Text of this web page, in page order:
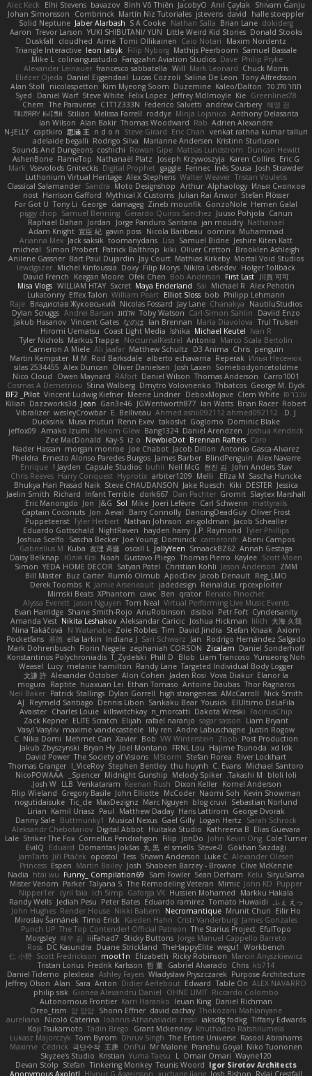
Shivam Ganju
Anıl Çaylak
JacobyO
Bình Võ Thiên
bavazov
Elhi Stevens
Alec Keck
halle stoeppler
david
jstevens
Martín Niz Tutoriales
Combrinck
Johan Simonsson
dokiderg
Brian Lane
Nathan Salla
S A Cooke
Jaber Alarbash
Solid Neptune
Donald Stooks
Little Weird Kid Stories
YUKI SHIBUTANI/ YUN
Trevor Larson
Aaron
Maxim Nordentz
Caio Notari
Tomi Ollikainen
Aimé
cloudhed
Duskfall
Samuel Bassale
Mathijs Peerboom
Filip Nyborg
leon labyk
Triangle Interactive
Philip Pryke
Dave
Fangzahn Aviation Studios
colinangusstudio
Mike L.
Chuck Morris
Mark Leonard
Will
francesco sabbatella
Alexander Leinauer
Tony Alfredsson
Salina De Leon
Lucas Cozzoli
Daniel Eijgendaal
Eliézer Ojeda
תמר פלג טל Kaleo/Dalton
Duzemine
Kim Myeong Soom
nicolaspetton
Alan Stoll
Greenlines78
Kie
Jeffrey McIlmoyle
Felix Lopez
Steve White
Daniel Warf
Syed
혜영 전
andrew Carbery
Federico Salvetti
C1T1Z333N
The Paraverse
Chem
Anthony Delasanta
Minja Lojanica
roddye
Melissa Farrell
Stilian
ꌃ꒒ꀎꋪꋪꌩ ꀘꈤꀤꁅꃅ꓄
Adrien Alexandre
Rab
Thomas Woodward
Alan Bakir
Ian Wilson
venkat rathna kumar talluri
Eric Chan
Steve Girard
n d o n
思涵 王
captkiro
N-JELLY
Kristinn Sturluson
Marianne Andersen
Rodrigo Silva
adelaide begalli
Duncan Hewitt
Mattias Lundstrom
Rowan Gipe
coshichi
Sounds And Dungeons
Eric G
Karen Collins
Joseph Krzywoszyja
Nathanaël Platz
FlameTop
AshenBone
Josh Strawder
Inês Sousa
Fennec
gaggle
Digital Prophet
Vsevolods Gniteckis
Mark
Tristan Voulelis
Walter Weaver
Alex Stephens
Luthonium Virtual Heritage
Илья Снопков
Alphaology
Arthur
Moto Designshop
Sandra
Classical Salamander
Stefan Plösser
Julian Rai Anwor
Mythical X Customs
Harrison Gafford
nost
Hemen Galal
GonzoNole
Zineb mounfik
damageg
George
Tony Li
For Got U
Canun
Juuso Pohjola
Gerardo Quiros Sanchez
Samuel Benning
piggy chop
Nathanaël
jan moudry
Jorge Panduro Santana
Jordan
Raphael Dahan
Muhammad
oominx
Nicola Baribeau
gavin poss
宣臣 紀
Adam Knight
Jeshire Kiten Katt
Samuel Bidne
Lisa
toomanydans
Jack saksik
Arianna Mex
Brooklen Ashleigh
Oliver Cretton
kiki
Patrick Balthrop
Simon Probert
micheal
Mortal Void Studios
Mathias Kirkeby
Jay Court
Bart Paul Dujardin
Anilene Gassner
Holger Tollbäck
Nikita Lebedev
Filip Morys
Doxy
Michel Kinfoussia
lewdgazer
川頁 可可
First Last
Bob Anderson
Ofek Chen
Keegan Moore
David French
Alex Pehotin
Michael R
Sai
Maya Enderland
Sxcret
WILLIAM HTAY
Misa Vlogs
Philipp Lehmann
bob
Elliot Sloss
William Peart
Effex Talon
Lukatonny
NautiluStudios
Chanakya
Jay Lane
Nicolas Fossard
Владислав Жуковський
Raje
Daviid Enzo
Carl-Simon Sahlin
Toby Watson אלמוג Andrei Barsan
Dylan Scruggs
Trul Trulsen
Maria Diavolova
Ian Brennan
なのは
Vincent Gates
Jakub Hasanov
Ivan R
Michael Keutel
Ishika
Coast Light Media
Hiromi Uematsu
Marco Scala Bertolin
Antonio
NocturnalKestrel
Markus Trappe
Tyler Nichols
penguin
Chris
D3 Anima
Matthew Schultz
Ali Jaafar
Cameron A Miele
Илья Несенюк
Reperak
alberto echavarria
Rod Barksdale
M M
Martin Kempster
Somebodyoncetoldme
Josh Laxen
Oliver Danielsen
Alex Duncan
silas 2534455
Carro1001
Thomas Anderson
Daniel Wilson
RAfort
Owen Maynard
Nico Cloud
George M. Dyck
Thbatcos
Dmytro Volovnenko
Stina Walberg
Cosmas A Demetriou
ענבר פז Clem White
DeboxMojave
Meene Lindner
Vincent Ludwig Kiefner
BF2 _Pilot
Robert
Brian Racer
Ian Watts
JGWentworth877
Gan3e46
Jean
Dazzworks3d
Kilian
D. J.
Ahmed.ashii092112 ahmed092112
E. Belliveau
wesleyCrowbar
Vibralizer
Dominic Blake
Goglomo
takoslvt
Renn Exev
Musa muturi
Ducksink
Joshua Kendrick
Daniel Arendzen
Bang1324
Nekom Glew
Amako Izumi
jeffox09
Caro
Brennan Rafters
NewbieDot
iz o
Kay-S
Zee MacDonald
Antonio Gasca-Alvarez
Jacob Dillon
Joe Chabot
morgan monroe
Nader Hassan
Alex Navarre
BlindPenguin
James Barber
Ernesto Alonso Paredes Burgos
Pheldra
John Anders Stav
현진 김
Neil McG
buhii
Capsule Studios
Jayden !
Enrique
Sascha Huncke
Elīza M.
Melli
arbiter1209
Hyprotix
Harry Conquest
Chris Reeves
Jessica
DESTER
Kiki
Jake Ruesch
Steve CHAUDANSON
Bhukya Hari Prasad Naik
Slaytex Marshall
Gromit
Dan Pachter
dork667
Infant Terrible
Richard
Jaelin Smith
mattyrails
Carl Schwerin
Joeri Lefévre
Mike
Sol
J&G
Jon
Eric Manongdo
Oliver Frost
DancingDeadGuy
Barry Connolly
Aeval
Jon
Captain Coconuts
Jacob Schealler
ari-goldman
Nathan Johnson
Tyler Herbert
Puppeteerist
Tyler Phillips
J.P. Raymond
hayden harry
NightRaven
Eduardo Gottschald
Abeni Campos
cameronfr
Dominick
Joe Young
Sascha Becker
Joshua Scelfo
Annah Gestaga
SmaackBZ62
JollyYeen
oscall L
友理 斉藤
Kuba
Gabrielius M
Scott Moen
Kaylee
Thomas Pierro
Gustavo Pliego
Noah
Юлія Кізі
Daisy Belknap
ZMM
Jason Anderson
Christian Kohli
Satyan Patel
YEDA HOME DECOR
Simon
Reg_LMO
Jacob Denault
ApocDev
Rumlo Olmub
Buz Carter
Bill Master
rpcexploiter
Reinaldus
jadedesign
Jamie Arseneault
K
Derek Toombs
Renato Pinochet
qrator
Ben
cawc
XPhantom
Mimski Beats
Virtual Performing Live Music Events
Tom Neal
Jason Nguyen
Alyssa Everett
Cyndersanity
Petr Fořt
disiboi
AnuRobinson
Shane Smith-Rojo
Evan Harridge
大海 久我
lilith
Joshua Hickman
Aleksandar Caricic
Nikita Leshakov
Amanda Vest
Axiom
Stefan Knaak
David Jindra
Tim
Zoie Robles
N Watanabe
Nina Takáčová
Rodrigo Hernández Salgado
Jan
Sari Schwarz
Indiana J
ella larkin
基德
Pocketfans
Daniel Sonderhoff
Zicalam
zephaniah CORSON
Florin Negele
Mark Dohrenbusch
Yunseong Noh
Liam Trancoso
Blob
Phill D
T_Zydelski
Konstantinos Polychroniadis
Targeted Individual Body Logger
Randy Lane
melanie hamilton
Lucy
Weasel
Elanor la
Vova Diakur
Jaden Rosi
Alon Cohen
Alexander October
文謙 許
Thor Ragnaros
Antoine Daubas
Ethan Tomaso
huaxuan Lei
Raptite
mogura
Nick Smith
AMcCarroll
high strangeness
Dylan Gorrell
Patrick Stallings
Neil Baker
ElUltimo DeLaFila
Yousick
Sankaku Bear
Dennis Libon
Reymeld Santiago
AJ
FacinusChip
Dakota Wreski
n_morcatti
killswitchkay
Charles Louie
Avaister
Liam Bryant
sagar sasson
rafael naranjo
Elijah
ELITE Scratch
Zack Kepner
Justin Rogow
Andre Labuschagne
lily ren
maxime vandecasteele
Vasyl Vasyliv
Post Production
Zbob
VW Winterstein
Bob
Xavier
Mehmet Can
Nika Domi
C
xd Idk
Hajime Tsunoda
FRNL Lou
Joel Montano
Bryan Hy
Jakub Zbyszynski
River Lockhart
Stefan Florea
MStorm
The Society of Visions
David Power
Michael Santoro
C. Evans
thu huynh
Stephen Bentley
I_ViceRoy
Thomas Granger
bloli loli
Takashi M.
Melody Spiker
Midnight Gunship
Spencer_
NicoPOWAAA
Kornel Anderson
Dixon Keller
Keenan Rush
Venkataram
LLB
Josh W.
Kevin Showman
Naomi Soh
McCoder
John Elliotte
Gregory Basile
Filip Wieland
Sebastian Norlund
blog cruvi
Marc Nguyen
MaxDezignz
Tic_cle
nogutidaisuke
George Dvorak
Haris Lattirom
Matthew Daday
Paul
Kamil Uriasz
Lirian
Sarah Schrock
Logan Hertz
Gaël Gilly
Musical Nexus
Buttmunky1
Danny Sale
Elias Guevara
Kathreena B
Huitaka Studio
Digital Abbot
Aleksandr Chebotariov
Cole Turner
John Kevin Ong
JonDo
Filip
Cornellus Pendrahgon
Striker The Fox
Lale
Gökhan Sazdağı
Steve-0
el smells
丸 黒
Domantas Jokšas
Eduard
EvilQ
Alexander Olesen
Luke C
Shawn Anderson
Tess
opostol
Jiří Ptáček
JamTarts
Clive McKenzie
Shabeen Barzey - Browne
Josh
Martin Bailey
Espen
Princess
SiryuSama
Kelu
Sean Derham
Sam Fowler
Funny_ Compilation69
htai wu
Nadia
Pupper
John KD
Mimic
The Remodeling Veteran
Talyana S
Parker
Mister Venom
Markku Hakala
Hussien Mohamed
Gaforga VK
Ich Simp
cyril faia
Nipper1er
ふぇ えっ
Tomato Huwaidi
Eduardo ramirez
Peter Bates
Jediah Pesu
Randy Wells
Eilir Ho
Mrunit Churi
Necromantique
Nikki Balsem
Render House
John Hughes
James Gonzales
Cristi Vanderburg
Kaeden Hahn
Timo Erick
Miroslav Šamánek
EfulTopo
The Starius Project
Punch UP: The Top Contender! Official Patreon
Jorge Manuel Cappello Barreto
Sticky Buttons
iiiFahad7
재우 김
Morgsley
Workbench
wegu1
TheHappyElite
Duane Strickland
DC Kasundra
Ross
Marcin Anyszkiewicz
Ricky Robinson
Elizabeth
moot1n
Scott Fredrickson
仁 小野
kb714
Chris
Gabriel Alvarado
哲 董
Fredrik Karlsson
Tristan Lorius
Purpose Architecture
Władysław Pryszczarek
Ashley Fayers
plexlexia
Daniel Tidemo
ALEX NAVARRO
Table On
Edward
Didier Aerlebout
Anton
Sara
Alan
Jeffrey Olson
Riccardo Colombo
OHNE LIMIT
Gionea Alexandru Daniel
philip sisk
Daniel Richman
Ieuan King
Karri Haranko
Autonomous Frontier
Thokozani Mahlanyane
david cachay
Shonn Effner
얍 얍얍
Oreo_tism
Tiffany Edwards
iaksdfg fodkg
ressii
Ioannis Athanasiadis
Nicolò Caterina
aureliana
Khuthadzo Ratshilumela
Grant Mckenney
Tadin Brego
Koji Tsukamoto
Rasool Abrahams
The Entire Universe
Dhruv Singh
Tom Byrom
Łukasz Majorczyk
Niko Tuononen
Pranshu Goyal
Mr Malone
OnPui
王庚
극단수작
Cédrick
Maxime
Wayne120
Omair Omari
L
Yuma Taesu
Kristian
Skyzee's Studio
Igor Sirotov Architects
Teunis Woord
Tinkering Monkey
Stefan
Devan Stolp